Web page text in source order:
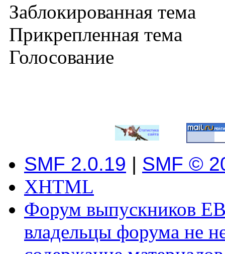
Заблокированная тема
Прикрепленная тема
Голосование
SMF 2.0.19 | SMF ©
XHTML
Форум выпускников
владельцы форума не